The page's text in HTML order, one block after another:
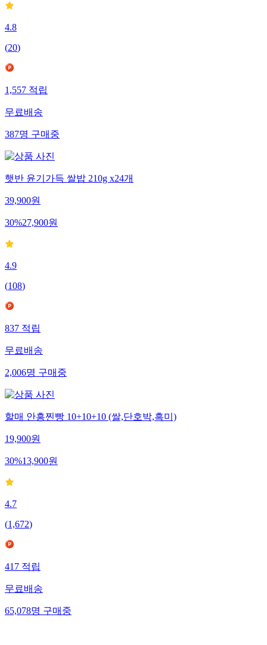
4.8
(20)
1,557적립
무료배송
387명구매중
햇반 윤기가득 쌀밥 210g x24개
39,900원
30%27,900원
4.9
(108)
837적립
무료배송
2,006명구매중
할매 안흥찐빵 10+10+10 (쌀,단호박,흑미)
19,900원
30%13,900원
4.7
(1,672)
417적립
무료배송
65,078명구매중